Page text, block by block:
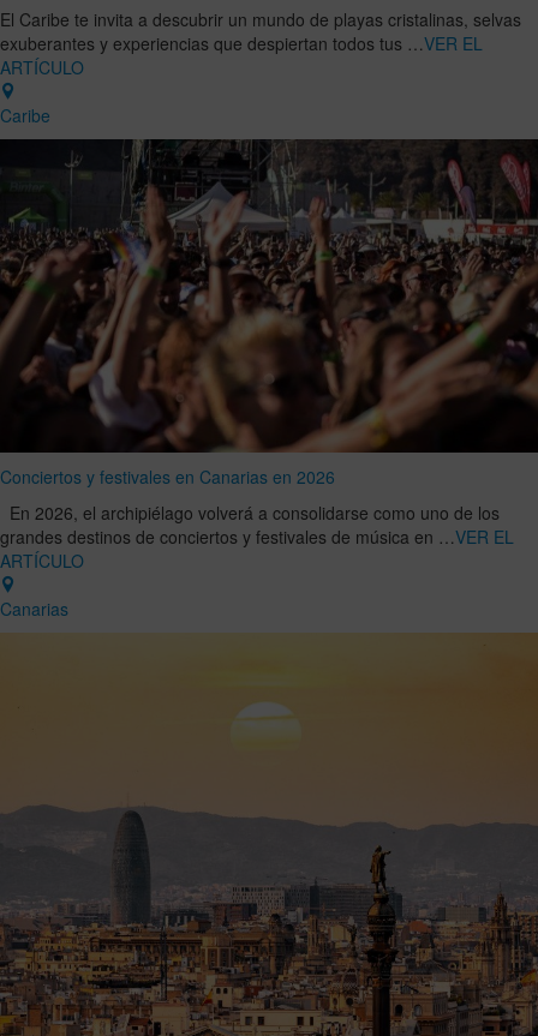
El Caribe te invita a descubrir un mundo de playas cristalinas, selvas
exuberantes y experiencias que despiertan todos tus …VER EL
ARTÍCULO
Caribe
Conciertos y festivales en Canarias en 2026
En 2026, el archipiélago volverá a consolidarse como uno de los
grandes destinos de conciertos y festivales de música en …VER EL
ARTÍCULO
Canarias